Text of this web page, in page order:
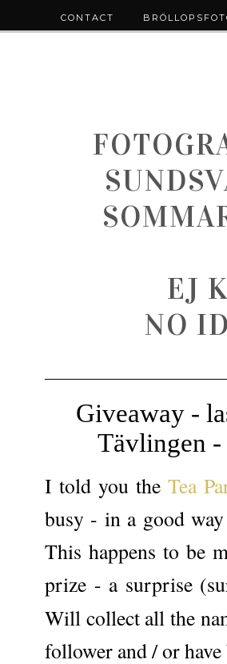
EJ
NO
Giveaway -
Tävlingen -
I told you theTea
busy - in a good
This happens to be
prize - a surprise
Will collect all the
follower and / or
CONTACT